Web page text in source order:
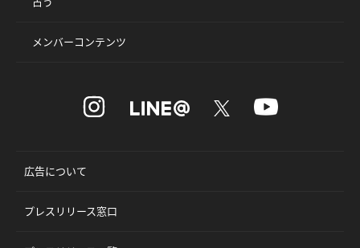
メンバーコンテンツ
広告について
プレスリリース窓口